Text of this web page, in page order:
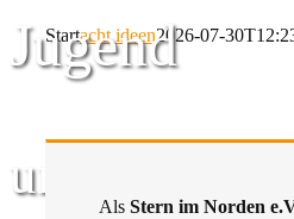
Jugend
und Familie
Startacht ideen2026-07-
Als Stern im Norden